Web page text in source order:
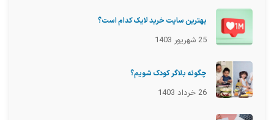
بهترین سایت خرید لایک کدام است؟
25 شهریور 1403
چگونه بلاگر کودک شویم؟
26 خرداد 1403